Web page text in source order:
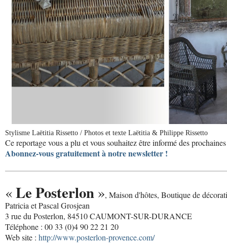
Stylisme Laëtitia Rissetto / Photos et texte Laëtitia & Philippe Rissetto
Ce reportage vous a plu et vous souhaitez être informé des
Abonnez-vous gratuitement à notre newsletter !
«Le Posterlon », Maison d'hôtes, Boutique de
Patricia et Pascal Grosjean
3 rue du Posterlon, 84510 CAUMONT-SUR-DURANCE
Téléphone : 00 33 (0)4 90 22 21 20
Web site : http://www.posterlon-provence.com/